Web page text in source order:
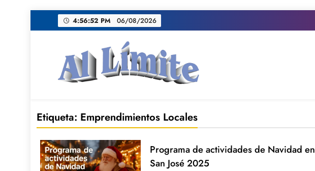
al
4:56:53 PM 06/08/2026
Etiqueta: Emprendimientos Locales
Programa de actividades de Navidad en
San José 2025